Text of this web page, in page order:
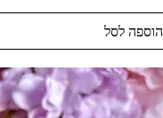
הוספה לסל